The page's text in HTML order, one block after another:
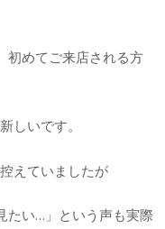
初めてご来店される方
しいです。
えていましたが
たい…」という声も実際